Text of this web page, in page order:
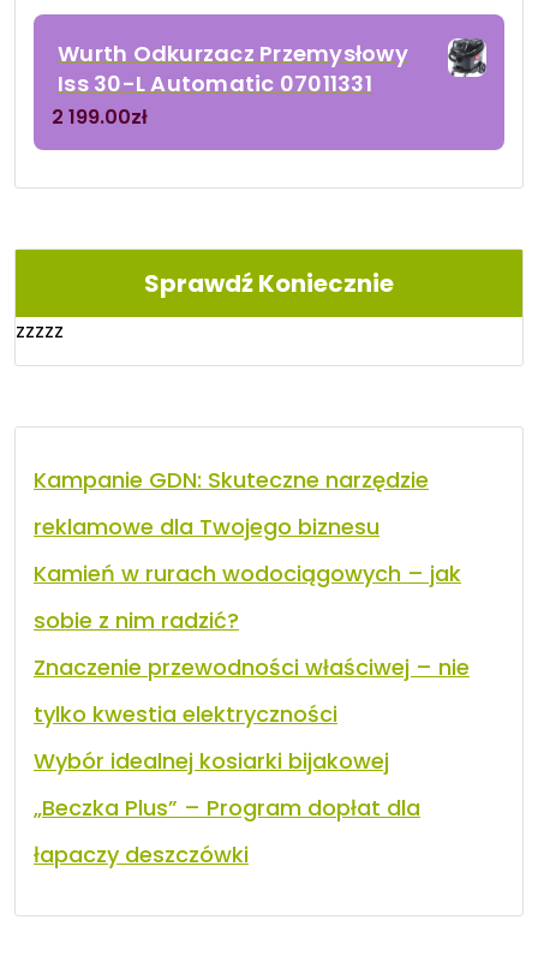
Wurth Odkurzacz Przemysłowy
Iss 30-L Automatic 07011331
2 199.00zł
Sprawdź Koniecznie
zzzzz
Kampanie GDN: Skuteczne narzędzie
reklamowe dla Twojego biznesu
Kamień w rurach wodociągowych – jak
sobie z nim radzić?
Znaczenie przewodności właściwej – nie
tylko kwestia elektryczności
Wybór idealnej kosiarki bijakowej
„Beczka Plus” – Program dopłat dla
łapaczy deszczówki